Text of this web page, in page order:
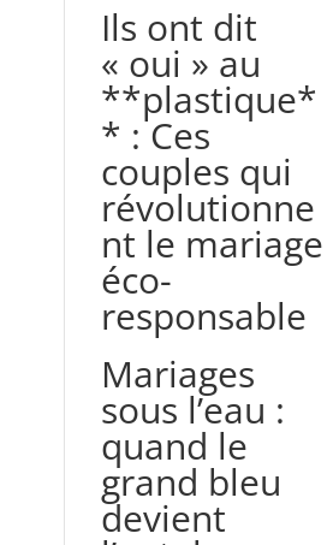
Ils ont dit
« oui » au
**plastique*
* : Ces
couples qui
révolutionne
nt le mariage
éco-
responsable
Mariages
sous l’eau :
quand le
grand bleu
devient